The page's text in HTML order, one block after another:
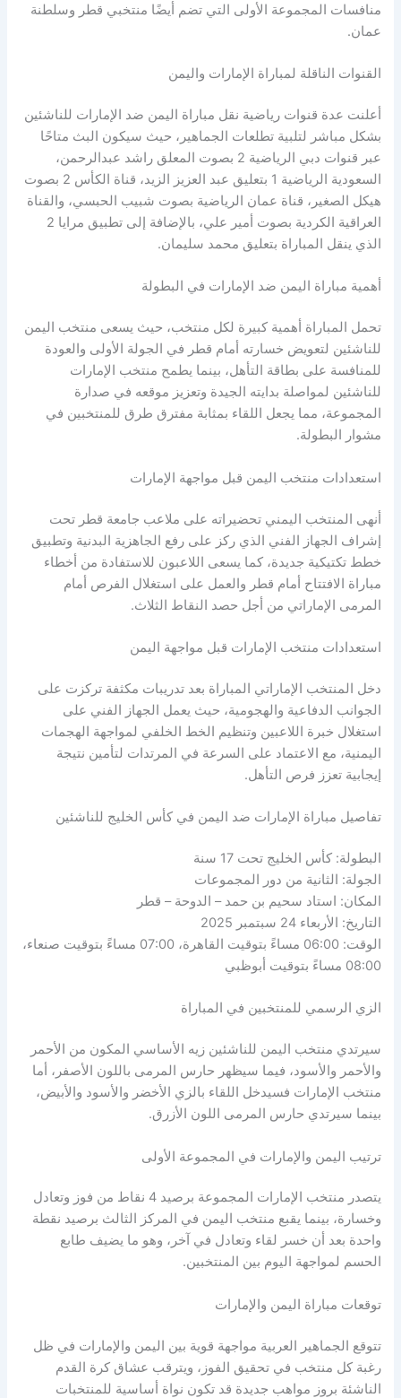
منافسات المجموعة الأولى التي تضم أيضًا منتخبي قطر وسلطنة
عمان.
القنوات الناقلة لمباراة الإمارات واليمن
أعلنت عدة قنوات رياضية نقل مباراة اليمن ضد الإمارات للناشئين
بشكل مباشر لتلبية تطلعات الجماهير، حيث سيكون البث متاحًا
عبر قنوات دبي الرياضية 2 بصوت المعلق راشد عبدالرحمن،
السعودية الرياضية 1 بتعليق عبد العزيز الزيد، قناة الكأس 2 بصوت
هيكل الصغير، قناة عمان الرياضية بصوت شبيب الحبسي، والقناة
العراقية الكردية بصوت أمير علي، بالإضافة إلى تطبيق مرايا 2
الذي ينقل المباراة بتعليق محمد سليمان.
أهمية مباراة اليمن ضد الإمارات في البطولة
تحمل المباراة أهمية كبيرة لكل منتخب، حيث يسعى منتخب اليمن
للناشئين لتعويض خسارته أمام قطر في الجولة الأولى والعودة
للمنافسة على بطاقة التأهل، بينما يطمح منتخب الإمارات
للناشئين لمواصلة بدايته الجيدة وتعزيز موقعه في صدارة
المجموعة، مما يجعل اللقاء بمثابة مفترق طرق للمنتخبين في
مشوار البطولة.
استعدادات منتخب اليمن قبل مواجهة الإمارات
أنهى المنتخب اليمني تحضيراته على ملاعب جامعة قطر تحت
إشراف الجهاز الفني الذي ركز على رفع الجاهزية البدنية وتطبيق
خطط تكتيكية جديدة، كما يسعى اللاعبون للاستفادة من أخطاء
مباراة الافتتاح أمام قطر والعمل على استغلال الفرص أمام
المرمى الإماراتي من أجل حصد النقاط الثلاث.
استعدادات منتخب الإمارات قبل مواجهة اليمن
دخل المنتخب الإماراتي المباراة بعد تدريبات مكثفة تركزت على
الجوانب الدفاعية والهجومية، حيث يعمل الجهاز الفني على
استغلال خبرة اللاعبين وتنظيم الخط الخلفي لمواجهة الهجمات
اليمنية، مع الاعتماد على السرعة في المرتدات لتأمين نتيجة
إيجابية تعزز فرص التأهل.
تفاصيل مباراة الإمارات ضد اليمن في كأس الخليج للناشئين
البطولة: كأس الخليج تحت 17 سنة
الجولة: الثانية من دور المجموعات
المكان: استاد سحيم بن حمد – الدوحة – قطر
التاريخ: الأربعاء 24 سبتمبر 2025
الوقت: 06:00 مساءً بتوقيت القاهرة، 07:00 مساءً بتوقيت صنعاء،
08:00 مساءً بتوقيت أبوظبي
الزي الرسمي للمنتخبين في المباراة
سيرتدي منتخب اليمن للناشئين زيه الأساسي المكون من الأحمر
والأحمر والأسود، فيما سيظهر حارس المرمى باللون الأصفر، أما
منتخب الإمارات فسيدخل اللقاء بالزي الأخضر والأسود والأبيض،
بينما سيرتدي حارس المرمى اللون الأزرق.
ترتيب اليمن والإمارات في المجموعة الأولى
يتصدر منتخب الإمارات المجموعة برصيد 4 نقاط من فوز وتعادل
وخسارة، بينما يقبع منتخب اليمن في المركز الثالث برصيد نقطة
واحدة بعد أن خسر لقاء وتعادل في آخر، وهو ما يضيف طابع
الحسم لمواجهة اليوم بين المنتخبين.
توقعات مباراة اليمن والإمارات
تتوقع الجماهير العربية مواجهة قوية بين اليمن والإمارات في ظل
رغبة كل منتخب في تحقيق الفوز، ويترقب عشاق كرة القدم
الناشئة بروز مواهب جديدة قد تكون نواة أساسية للمنتخبات